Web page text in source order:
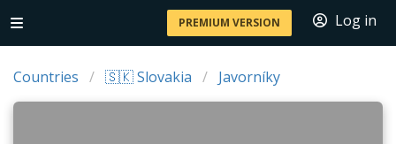
PREMIUM VERSION Log in
Countries 🇸🇰 Slovakia Javorníky